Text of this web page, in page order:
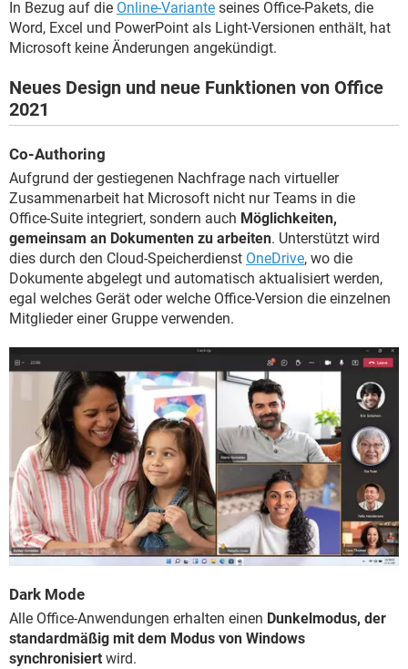
In Bezug auf die Online-Variante seines Office-Pakets, die
Word, Excel und PowerPoint als Light-Versionen enthält, hat
Microsoft keine Änderungen angekündigt.
Neues Design und neue Funktionen von Office
2021
Co-Authoring
Aufgrund der gestiegenen Nachfrage nach virtueller
Zusammenarbeit hat Microsoft nicht nur Teams in die
Office-Suite integriert, sondern auch Möglichkeiten,
gemeinsam an Dokumenten zu arbeiten. Unterstützt wird
dies durch den Cloud-Speicherdienst OneDrive, wo die
Dokumente abgelegt und automatisch aktualisiert werden,
egal welches Gerät oder welche Office-Version die einzelnen
Mitglieder einer Gruppe verwenden.
Dark Mode
Alle Office-Anwendungen erhalten einen Dunkelmodus, der
standardmäßig mit dem Modus von Windows
synchronisiert wird.